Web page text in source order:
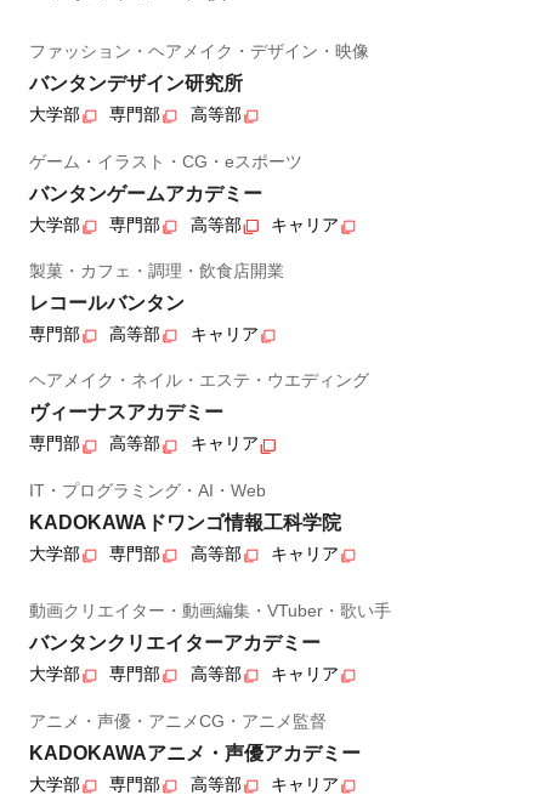
ファッション・ヘアメイク・デザイン・映像
バンタンデザイン研究所
大学部 専門部 高等部
ゲーム・イラスト・CG・eスポーツ
バンタンゲームアカデミー
大学部 専門部 高等部 キャリア
製菓・カフェ・調理・飲食店開業
レコールバンタン
専門部 高等部 キャリア
ヘアメイク・ネイル・エステ・ウエディング
ヴィーナスアカデミー
専門部 高等部 キャリア
IT・プログラミング・AI・Web
KADOKAWAドワンゴ情報工科学院
大学部 専門部 高等部 キャリア
動画クリエイター・動画編集・VTuber・歌い手
バンタンクリエイターアカデミー
大学部 専門部 高等部 キャリア
アニメ・声優・アニメCG・アニメ監督
KADOKAWAアニメ・声優アカデミー
大学部 専門部 高等部 キャリア